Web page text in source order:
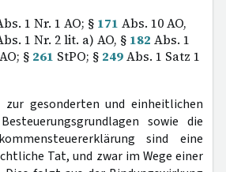
1 Nr. 1 AO; § 171 Abs. 10 AO,
1 Nr. 2 lit. a) AO, § 182 Abs. 1
§ 261 StPO; § 249Abs. 1 Satz 1
zur gesonderten und einheitlichen
sowie die
sind eine
Tat, und zwar im Wege einer